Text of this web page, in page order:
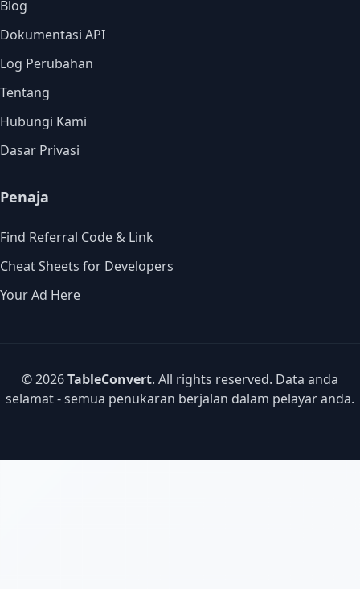
Blog
Dokumentasi API
Log Perubahan
Tentang
Hubungi Kami
Dasar Privasi
Penaja
Find Referral Code & Link
Cheat Sheets for Developers
Your Ad Here
© 2026TableConvert. All rights reserved. Data anda
selamat - semua penukaran berjalan dalam pelayar anda.